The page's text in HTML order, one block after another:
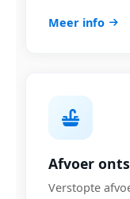
Meer info
Afvoer
Verstopte